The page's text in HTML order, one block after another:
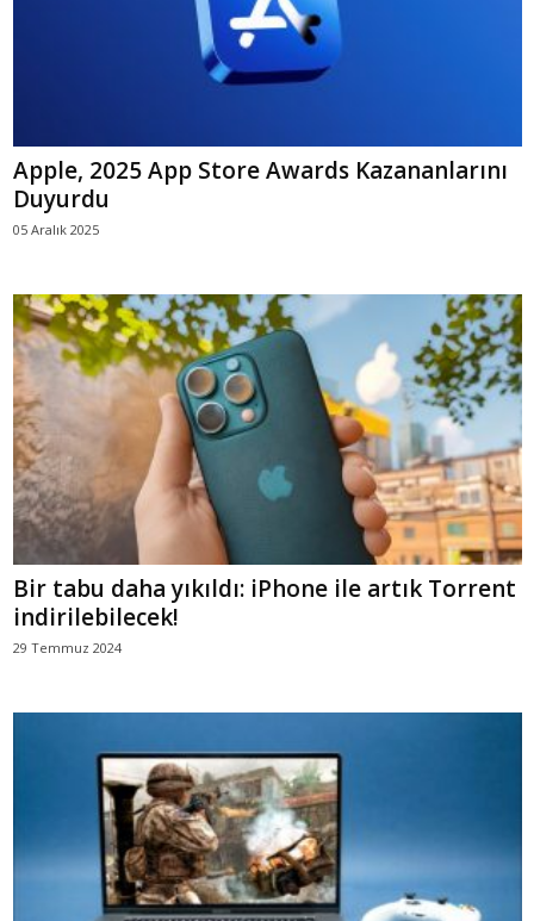
Apple, 2025 App Store Awards Kazananlarını
Duyurdu
05 Aralık 2025
Bir tabu daha yıkıldı: iPhone ile artık Torrent
indirilebilecek!
29 Temmuz 2024